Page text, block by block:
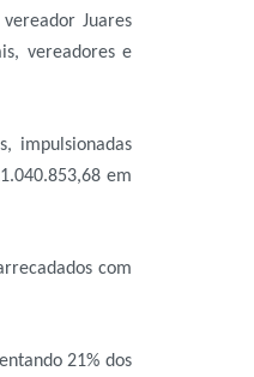
Juares
vereadores e
impulsionadas
em
com
21% dos